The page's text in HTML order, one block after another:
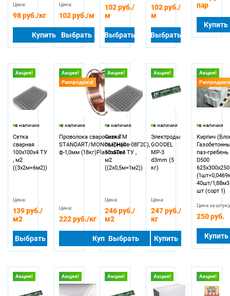
Цена:
98 руб./кг
Купить
Цена:
102 руб./м
Выбрать
102 руб./
м
Выбрать
102 руб./
м
Выбрать
пар
Купить
Акция!
в наличии
Сетка
сварная
100х100х4 ТУ
, м2
((3х2м=6м2))
Цена:
139 руб./
м2
Выбрать
Акция!
Распродажа!
в наличии
Проволока сварочная TM
STANDART/MONOLITH(Св-08Г2С),
ф-1,0мм (18кг)PlasmaTec
Цена:
222 руб./кг
Купить
Акция!
в наличии
Сетка
сварная
50х50х4 ТУ ,
м2
((2х0,5м=1м2))
Цена:
246 руб./
м2
Выбрать
Акция!
в наличии
Электроды
GOODEL
МР-3
d3mm (5
кг)
Цена:
247 руб./
кг
Купить
Акция!
в наличии
Кирпич
паз-гребень
D500
625х300х250
40шт/
шт (сорт 1)
Цена за
250 руб.
Купить
Акция! Акция! Акция! Акция! Акция!